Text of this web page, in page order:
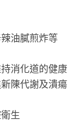
油膩煎炸等
消化道的健康
陳代謝及潰瘍
生